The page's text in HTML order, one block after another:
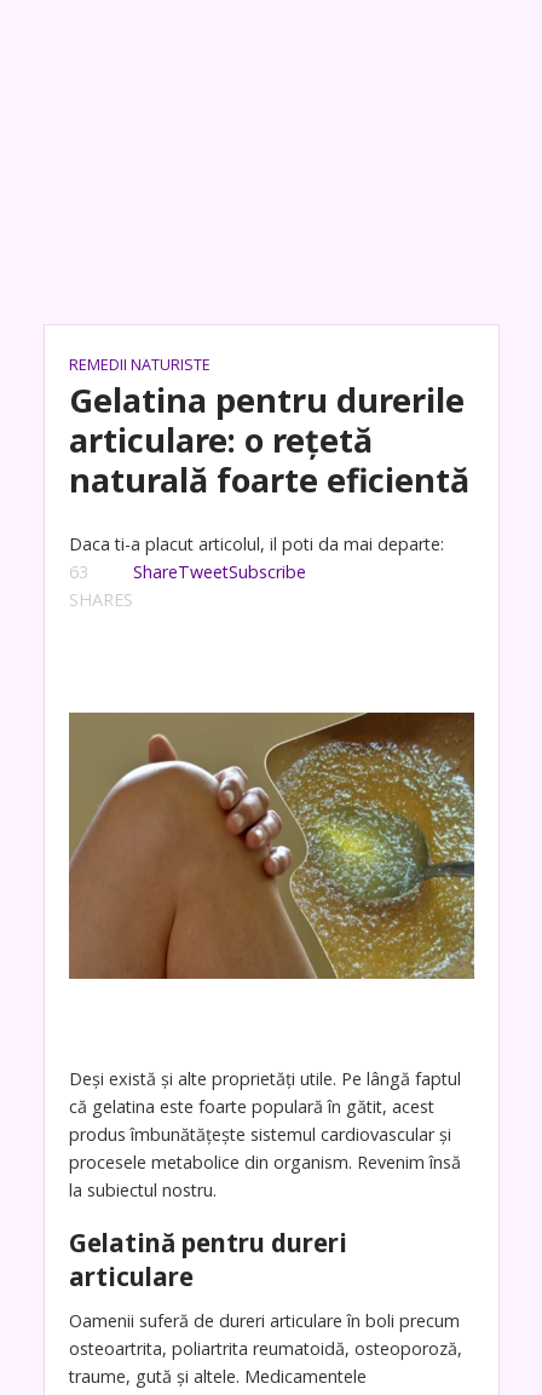
REMEDII NATURISTE
Gelatina pentru durerile
articulare: o rețetă
naturală foarte eficientă
Daca ti-a placut articolul, il poti da mai departe:
63
SHARES
ShareTweetSubscribe
Deși există și alte proprietăți utile. Pe lângă faptul
că gelatina este foarte populară în gătit, acest
produs îmbunătățește sistemul cardiovascular și
procesele metabolice din organism. Revenim însă
la subiectul nostru.
Gelatină pentru dureri
articulare
Oamenii suferă de dureri articulare în boli precum
osteoartrita, poliartrita reumatoidă, osteoporoză,
traume, gută și altele. Medicamentele